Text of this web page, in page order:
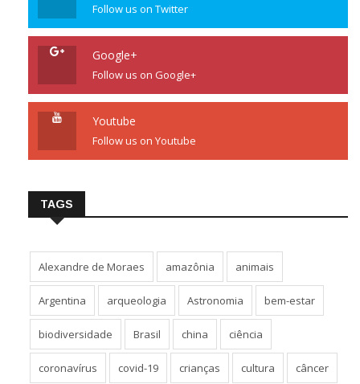
Follow us on Twitter
Google+
Follow us on Google+
Youtube
Follow us on Youtube
TAGS
Alexandre de Moraes amazônia animais
Argentina arqueologia Astronomia bem-estar
biodiversidade Brasil china ciência
coronavírus covid-19 crianças cultura câncer